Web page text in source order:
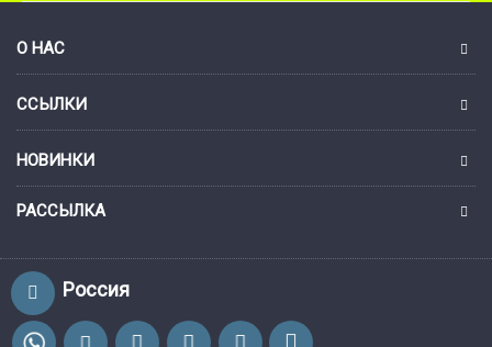
О НАС
ССЫЛКИ
НОВИНКИ
РАССЫЛКА
Россия